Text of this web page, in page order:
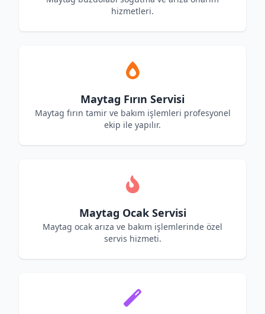
hizmetleri.
Maytag Fırın Servisi
Maytag fırın tamir ve bakım işlemleri profesyonel
ekip ile yapılır.
Maytag Ocak Servisi
Maytag ocak arıza ve bakım işlemlerinde özel
servis hizmeti.